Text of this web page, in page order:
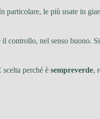
particolare, le più usate in
controllo, nel senso buono.
perché è sempreverde,